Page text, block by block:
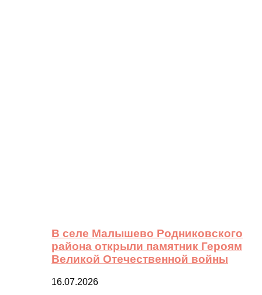
В селе Малышево Родниковского
района открыли памятник Героям
Великой Отечественной войны
16.07.2026